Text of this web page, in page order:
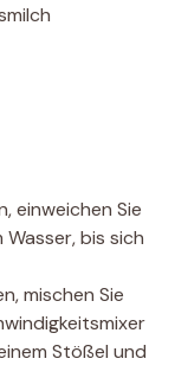
einweichen Sie
bis sich
mischen Sie
Stößel und